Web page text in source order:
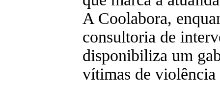
A Coolabora,
consultoria de
disponibiliza um
vítimas de violência